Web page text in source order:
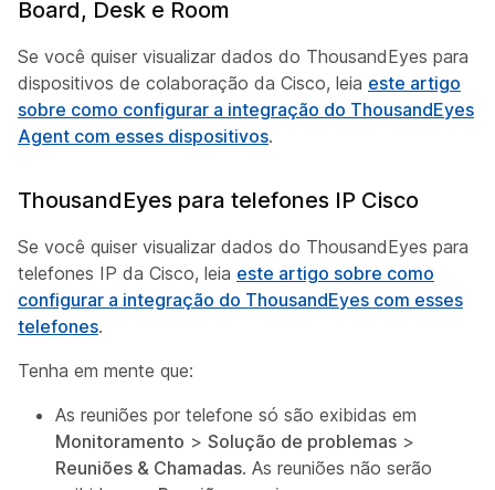
Board, Desk e Room
Se você quiser visualizar dados do ThousandEyes para
dispositivos de colaboração da Cisco, leia este artigo
sobre como configurar a integração do ThousandEyes
Agent com esses dispositivos.
ThousandEyes para telefones IP Cisco
Se você quiser visualizar dados do ThousandEyes para
telefones IP da Cisco, leia este artigo sobre como
configurar a integração do ThousandEyes com esses
telefones.
Tenha em mente que:
As reuniões por telefone só são exibidas em
Monitoramento > Solução de problemas >
Reuniões & Chamadas. As reuniões não serão